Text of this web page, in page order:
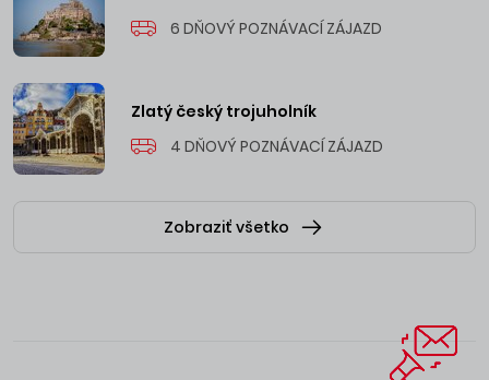
6 DŇOVÝ POZNÁVACÍ ZÁJAZD
Zlatý český trojuholník
4 DŇOVÝ POZNÁVACÍ ZÁJAZD
Zobraziť všetko